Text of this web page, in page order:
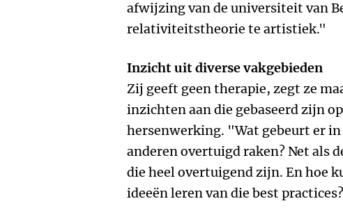
afwijzing van de universiteit van
relativiteitstheorie te artistiek."
Inzicht uit diverse vakgebieden
Zij geeft geen therapie, zegt ze
inzichten aan die gebaseerd zijn
hersenwerking. "Wat gebeurt er
anderen overtuigd raken? Net als
die heel overtuigend zijn. En hoe
ideeën leren van die best